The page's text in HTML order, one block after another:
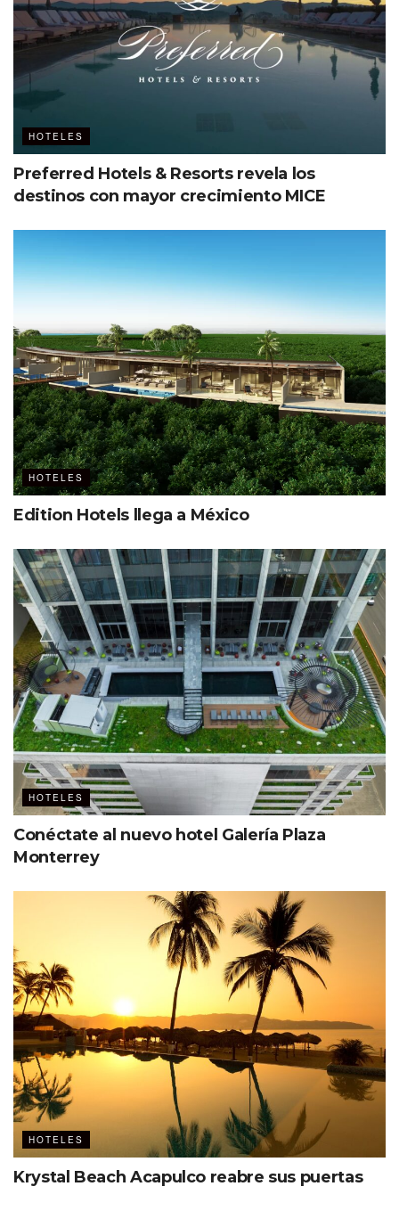
HOTELES
Preferred Hotels & Resorts revela los
destinos con mayor crecimiento MICE
HOTELES
Edition Hotels llega a México
HOTELES
Conéctate al nuevo hotel Galería Plaza
Monterrey
HOTELES
Krystal Beach Acapulco reabre sus puertas